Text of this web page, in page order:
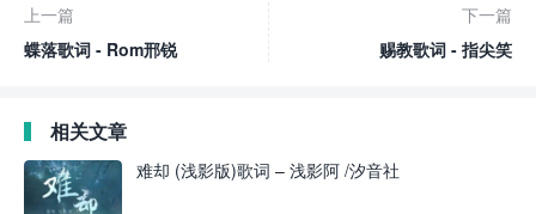
上一篇
蝶落歌词 - Rom邢锐
下一篇
赐教歌词 - 指尖笑
相关文章
难却 (浅影版)歌词 – 浅影阿 /汐音社